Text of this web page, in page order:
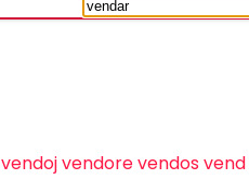
vendojvendorevendosvend